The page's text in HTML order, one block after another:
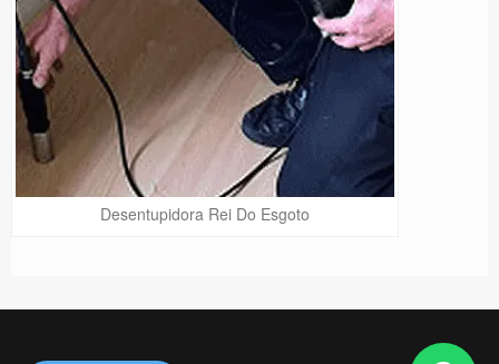
Desentupidora Rei Do EsgotoPrecisa de Ajuda?